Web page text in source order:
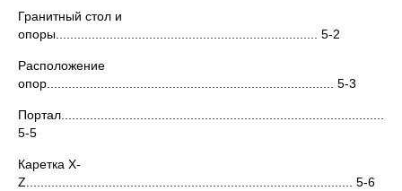
Гранитный стол и
опоры......................................................................... 5-2
Расположение
опор................................................................................ 5-3
5-5
Каретка Х-
Z........................................................................................... 5-6